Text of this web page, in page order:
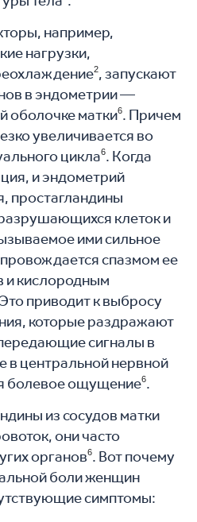
например,
нагрузки,
2, запускают
в эндометрии —
оболочке матки6. Причем
увеличивается во
цикла6. Когда
и эндометрий
простагландины
клеток и
ими сильное
спазмом ее
и кислородным
приводит к выбросу
которые раздражают
сигналы в
в центральной нервной
болевое ощущение6.
из сосудов матки
они часто
органов6. Вот почему
боли женщин
симптомы: